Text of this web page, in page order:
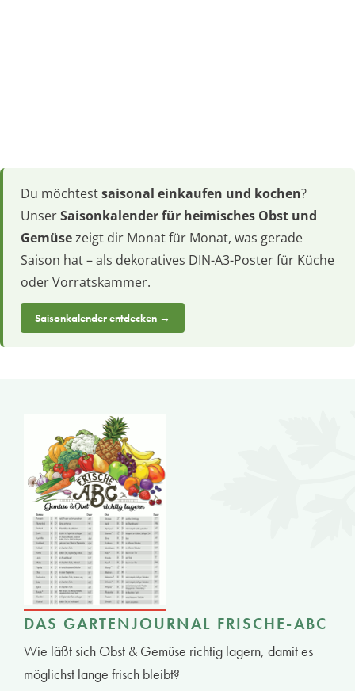
Du möchtestsaisonal einkaufen und kochen?
UnserSaisonkalender für heimisches Obst und
Gemüsezeigt dir Monat für Monat, was gerade
Saison hat – als dekoratives DIN-A3-Poster für Küche
oder Vorratskammer.
Saisonkalender entdecken →
DAS GARTENJOURNAL FRISCHE-ABC
Wie läßt sich Obst & Gemüse richtig lagern, damit es
möglichst lange frisch bleibt?